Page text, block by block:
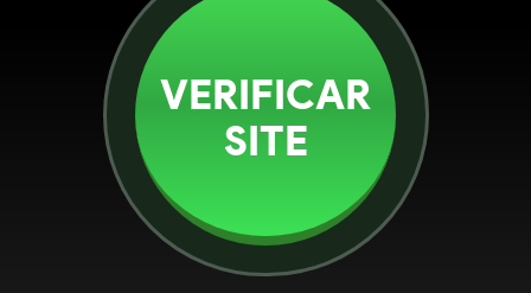
VERIFICAR
SITE